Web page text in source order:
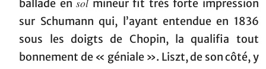
ballade ensol mineur fit très forte impression
sur Schumann qui, l’ayant entendue en 1836
sous les doigts de Chopin, la qualifia tout
bonnement de « géniale ». Liszt, de son côté, y